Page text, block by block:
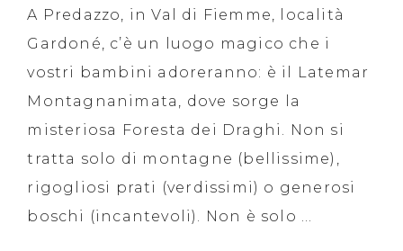
A Predazzo, in Val di Fiemme, località
Gardoné, c’è un luogo magico che i
vostri bambini adoreranno: è il Latemar
Montagnanimata, dove sorge la
misteriosa Foresta dei Draghi. Non si
tratta solo di montagne (bellissime),
rigogliosi prati (verdissimi) o generosi
boschi (incantevoli). Non è solo ...